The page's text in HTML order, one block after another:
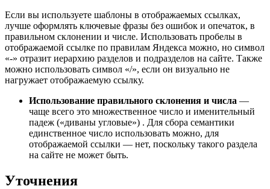
Если вы используете шаблоны в отображаемых ссылках,
лучше оформлять ключевые фразы без ошибок и опечаток, в
правильном склонении и числе. Использовать пробелы в
отображаемой ссылке по правилам Яндекса можно, но символ
«-» отразит иерархию разделов и подразделов на сайте. Также
можно использовать символ «/», если он визуально не
нагружает отображаемую ссылку.
Использование правильного склонения и числа —
чаще всего это множественное число и именительный
падеж («диваны угловые») . Для сбора семантики
единственное число использовать можно, для
отображаемой ссылки — нет, поскольку такого раздела
на сайте не может быть.
Уточнения